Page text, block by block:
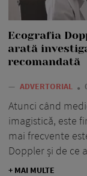
Ecografia
arată
recomandată
— ADVERTORIAL
Atunci când
imagistică, este
mai frecvente
Doppler și de ce
+ MAI MULTE